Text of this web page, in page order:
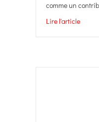
comme un
Lire l'article